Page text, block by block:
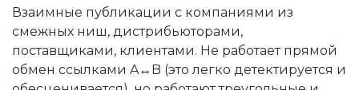
Взаимные публикации с компаниями из
смежных ниш, дистрибьюторами,
поставщиками, клиентами. Не работает прямой
обмен ссылками A↔B (это легко детектируется и